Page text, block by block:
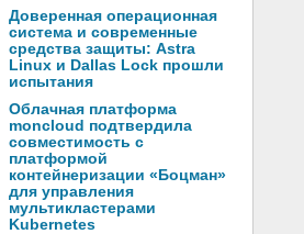
Доверенная операционная
система и современные
средства защиты: Astra
Linux и Dallas Lock прошли
испытания
Облачная платформа
moncloud подтвердила
совместимость с
платформой
контейнеризации «Боцман»
для управления
мультикластерами
Kubernetes